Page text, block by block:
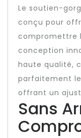
Le soutien-
conçu pour
compromettre
conception
haute qualité,
parfaitement
offrant un
Sans